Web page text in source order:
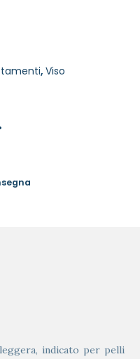
, Viso
indicato per pelli